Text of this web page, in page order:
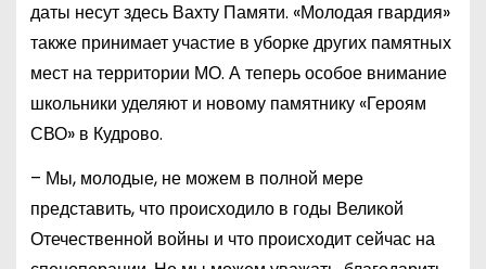
даты несут здесь Вахту Памяти. «Молодая гвардия»
также принимает участие в уборке других памятных
мест на территории МО. А теперь особое внимание
школьники уделяют и новому памятнику «Героям
СВО» в Кудрово.
– Мы, молодые, не можем в полной мере
представить, что происходило в годы Великой
Отечественной войны и что происходит сейчас на